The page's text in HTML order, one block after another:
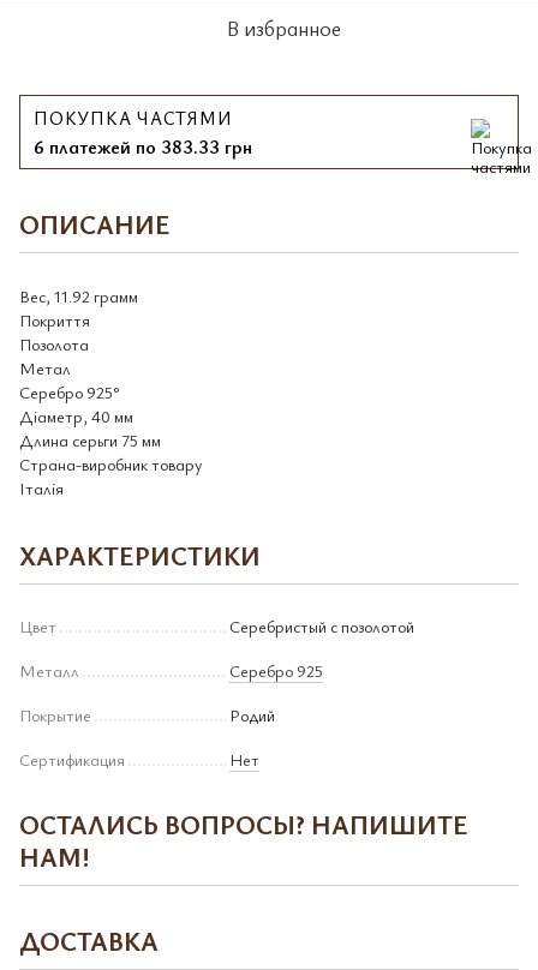
В избранное
ПОКУПКА ЧАСТЯМИ
6 платежей по 383.33 грн
ОПИСАНИЕ
Вес, 11.92 грамм
Покриття
Позолота
Метал
Серебро 925°
Діаметр, 40 мм
Длина серьги 75 мм
Страна-виробник товару
Італія
ХАРАКТЕРИСТИКИ
Цвет
Серебристый с позолотой
Металл
Серебро 925
Покрытие
Родий
Сертификация
Нет
ОСТАЛИСЬ ВОПРОСЫ? НАПИШИТЕ
НАМ!
ДОСТАВКА